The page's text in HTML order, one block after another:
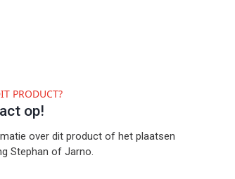
PRODUCT?
op!
over dit product of het plaatsen
Stephan of Jarno.